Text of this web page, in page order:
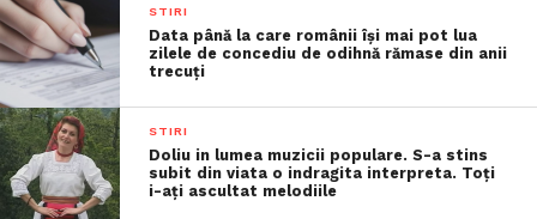
STIRI
Data până la care românii îşi mai pot lua
zilele de concediu de odihnă rămase din anii
trecuţi
STIRI
Doliu in lumea muzicii populare. S-a stins
subit din viata o indragita interpreta. Toți
i-ați ascultat melodiile